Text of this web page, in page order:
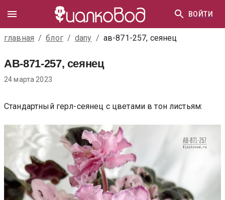
ВОЙТИ
главная / блог / dany / ав-871-257, сеянец
АВ-871-257, сеянец
24 марта 2023
Стандартный герл-сеянец с цветами в тон листьям: